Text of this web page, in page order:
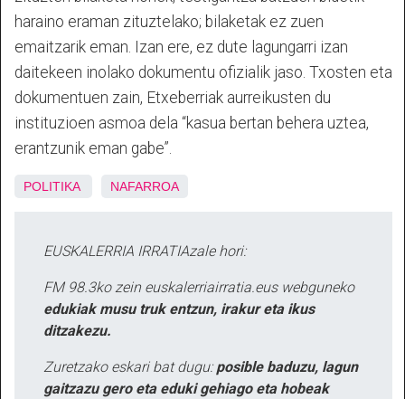
haraino eraman zituztelako; bilaketak ez zuen
emaitzarik eman. Izan ere, ez dute lagungarri izan
daitekeen inolako dokumentu ofizialik jaso. Txosten eta
dokumentuen zain, Etxeberriak aurreikusten du
instituzioen asmoa dela “kasua bertan behera uztea,
erantzunik eman gabe”.
POLITIKA NAFARROA
EUSKALERRIA IRRATIAzale hori:
FM 98.3ko zein euskalerriairratia.eus webguneko
edukiak musu truk entzun, irakur eta ikus
ditzakezu.
Zuretzako eskari bat dugu: posible baduzu, lagun
gaitzazu gero eta eduki gehiago eta hobeak